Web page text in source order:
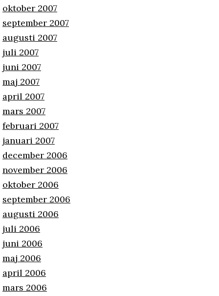
oktober 2007
september 2007
augusti 2007
juli 2007
juni 2007
maj 2007
april 2007
mars 2007
februari 2007
januari 2007
december 2006
november 2006
oktober 2006
september 2006
augusti 2006
juli 2006
juni 2006
maj 2006
april 2006
mars 2006